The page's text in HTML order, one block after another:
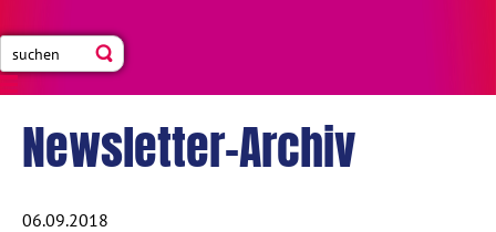
Newsletter-Archiv
06.09.2018